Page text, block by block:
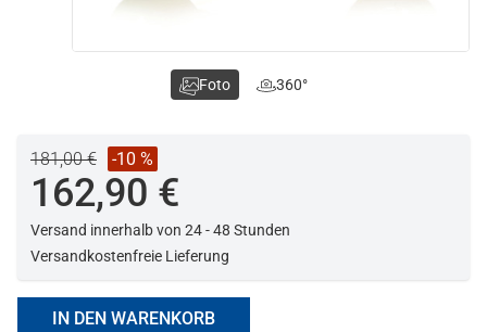
181,00 € -10 %
162,90 €
Versand innerhalb von 24 - 48 Stunden
Versandkostenfreie Lieferung
IN DEN WARENKORB
Foto 360°